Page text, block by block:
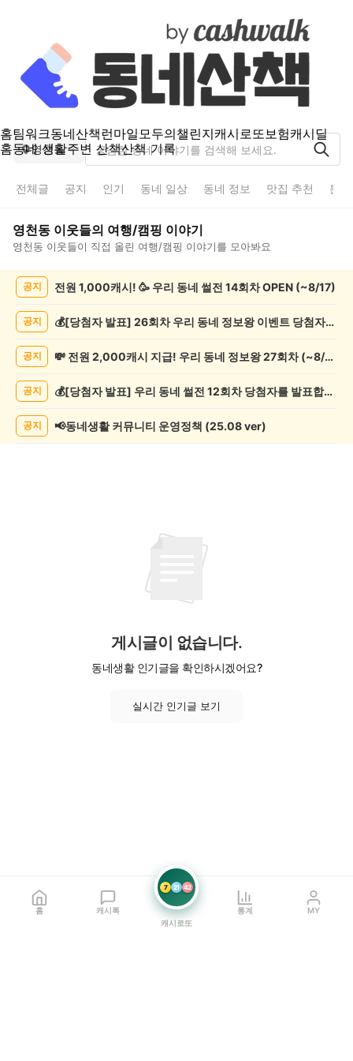
홈팀워크동네산책런마일모두의챌린지캐시로또보험캐시딜
홈동네 생활주변 산책산책 기록
영천동
전체글 공지 인기 동네 일상 동네 정보 맛집 추천 분
영천동 이웃들의 여행/캠핑 이야기
영천동 이웃들이 직접 올린 여행/캠핑 이야기를 모아봐요
록
공지 전원 1,000캐시! 🥳 우리 동네 썰전 14회차 OPEN (~8/17)
공지 💰[당첨자 발표] 26회차 우리 동네 정보왕 이벤트 당첨자를 발표합니다!
공지 💸 전원 2,000캐시 지급! 우리 동네 정보왕 27회차 (~8/10)
공지 💰[당첨자 발표] 우리 동네 썰전 12회차 당첨자를 발표합니다!
공지 📢동네생활 커뮤니티 운영정책 (25.08 ver)
게시글이 없습니다.
동네생활 인기글을 확인하시겠어요?
실시간 인기글 보기
홈 캐시톡
7 21 42
캐시로또
통계 MY